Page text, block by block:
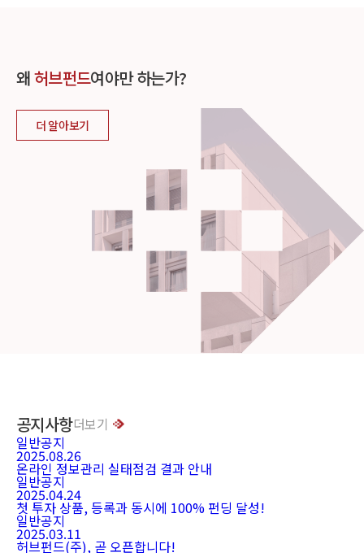
왜허브펀드여야만 하는가?
더 알아보기
공지사항더보기
일반공지
2025.08.26
온라인 정보관리 실태점검 결과 안내
일반공지
2025.04.24
첫 투자 상품, 등록과 동시에 100% 펀딩 달성!
일반공지
2025.03.11
허브펀드(주), 곧 오픈합니다!